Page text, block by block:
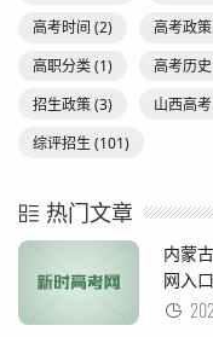
高考时间 (2) 高考政策
高职分类(1) 高考历史
招生政策(3) 山西高考
综评招生 (101)
热门文章
内蒙
网入